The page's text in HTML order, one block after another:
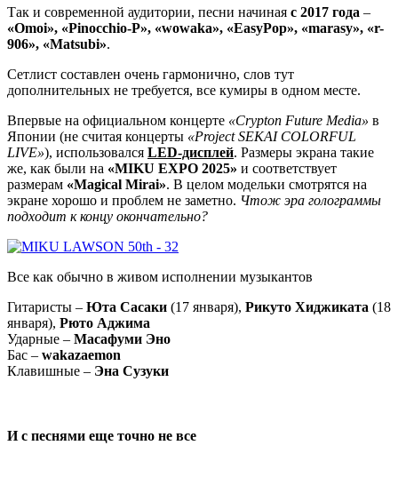
Так и современной аудитории, песни начиная с 2017 года –
«Omoi», «Pinocchio-P», «wowaka», «EasyPop», «marasy», «r-
906», «Matsubi».
Сетлист составлен очень гармонично, слов тут
дополнительных не требуется, все кумиры в одном месте.
Впервые на официальном концерте «Crypton Future Media» в
Японии (не считая концерты «Project SEKAI COLORFUL
LIVE»), использовался LED-дисплей. Размеры экрана такие
же, как были на «MIKU EXPO 2025» и соответствует
размерам «Magical Mirai». В целом модельки смотрятся на
экране хорошо и проблем не заметно. Чтож эра голограммы
подходит к концу окончательно?
Все как обычно в живом исполнении музыкантов
Гитаристы – Юта Сасаки (17 января), Рикуто Хиджиката (18
января), Рюто Аджима
Ударные – Масафуми Эно
Бас – wakazaemon
Клавишные – Эна Сузуки
И с песнями еще точно не все